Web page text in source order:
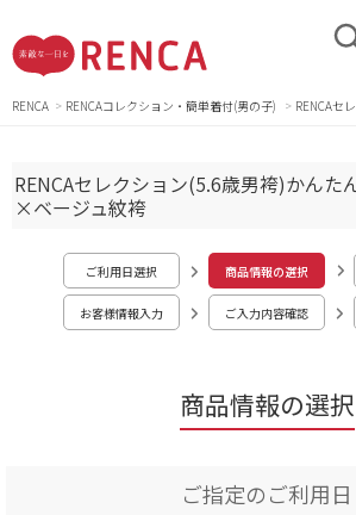
RENCA RENCAコレクション・簡単着付(男の子) RENCAセ
商品情報の選択
RENCAセレクション(5.6歳男袴)かんた
×ベージュ紋袴
ご利用日選択 商品情報の選択
お客様情報入力 ご入力内容確認
ご指定のご利用日